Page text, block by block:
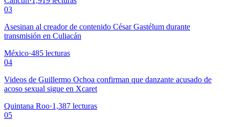
03
Asesinan al creador de contenido César Gastélum durante
transmisión en Culiacán
México·485 lecturas
04
Videos de Guillermo Ochoa confirman que danzante acusado de
acoso sexual sigue en Xcaret
Quintana Roo·1,387 lecturas
05